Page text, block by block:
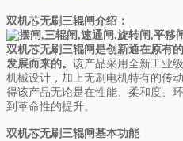
双机芯无刷三辊闸介绍：
双机芯无刷三辊闸是创新通在原有
发展而来的。 该产品采用全新工业
机械设计，加上无刷电机特有的传
得该产品无论是在性能、柔和度、
到革命性的提升。
双机芯无刷三辊闸基本功能